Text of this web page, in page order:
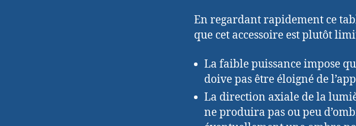
En regardant rapidement ce
que cet accessoire est plutôt
La faible puissance impose
doive pas être éloigné de
La direction axiale de la
ne produira pas ou peu